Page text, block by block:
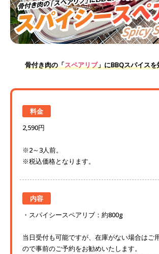
骨付き肉の「スペアリブ」にBBQスパイス
料金
2,590円
※2～3人前。
※税込価格となります。
内容
スパイシースペアリブ：約800g
当日受付も可能ですが、在庫がない場合はご
ので事前のご予約をお勧めいたします。